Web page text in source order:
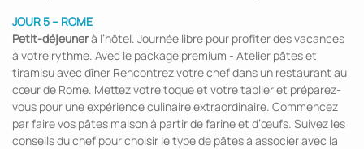
JOUR 5 – ROME
Petit-déjeunerà l’hôtel. Journée libre pour profiter des vacances
à votre rythme. Avec le package premium - Atelier pâtes et
tiramisu avec dîner Rencontrez votre chef dans un restaurant au
cœur de Rome. Mettez votre toque et votre tablier et préparez-
vous pour une expérience culinaire extraordinaire. Commencez
par faire vos pâtes maison à partir de farine et d’œufs. Suivez les
conseils du chef pour choisir le type de pâtes à associer avec la